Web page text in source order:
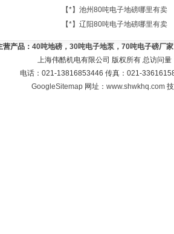
【*】池州80吨电子地磅哪里有卖
【*】辽阳80吨电子地磅哪里有卖
营产品： 40吨地磅，30吨电子地泵，70吨电子磅厂
上海伟酷机电有限公司 版权所有 总访问量
电话：021-13816853446 传真：021-
GoogleSitemap网址： www.shwkhq.com技